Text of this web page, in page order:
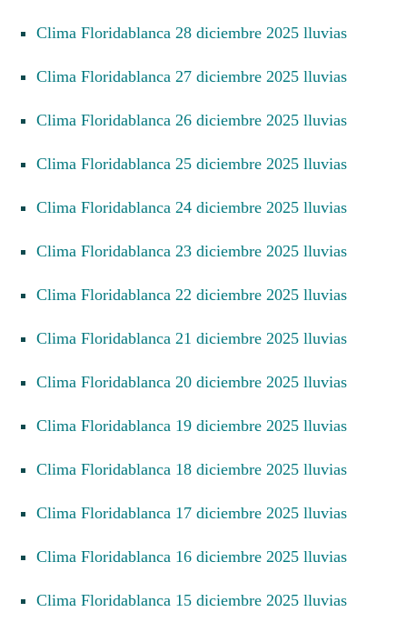
Clima Floridablanca 28 diciembre 2025 lluvias
Clima Floridablanca 27 diciembre 2025 lluvias
Clima Floridablanca 26 diciembre 2025 lluvias
Clima Floridablanca 25 diciembre 2025 lluvias
Clima Floridablanca 24 diciembre 2025 lluvias
Clima Floridablanca 23 diciembre 2025 lluvias
Clima Floridablanca 22 diciembre 2025 lluvias
Clima Floridablanca 21 diciembre 2025 lluvias
Clima Floridablanca 20 diciembre 2025 lluvias
Clima Floridablanca 19 diciembre 2025 lluvias
Clima Floridablanca 18 diciembre 2025 lluvias
Clima Floridablanca 17 diciembre 2025 lluvias
Clima Floridablanca 16 diciembre 2025 lluvias
Clima Floridablanca 15 diciembre 2025 lluvias